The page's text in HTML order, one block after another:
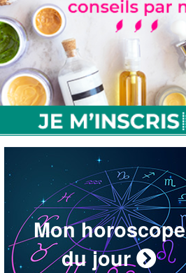
Mon horoscope
du jour